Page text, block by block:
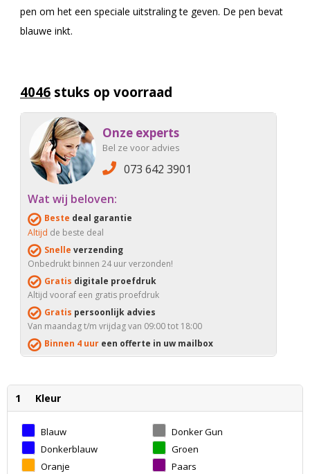
pen om het een speciale uitstraling te geven. De pen bevat
blauwe inkt.
4046 stuks op voorraad
Onze experts
Bel ze voor advies
073 642 3901
Wat wij beloven:
Beste deal garantie
Altijd de beste deal
Snelle verzending
Onbedrukt binnen 24 uur verzonden!
Gratis digitale proefdruk
Altijd vooraf een gratis proefdruk
Gratis persoonlijk advies
Van maandag t/m vrijdag van 09:00 tot 18:00
Binnen 4 uur een offerte in uw mailbox
1 Kleur
Blauw
Donker Gun
Metal
Donkerblauw
Groen
Oranje
Paars